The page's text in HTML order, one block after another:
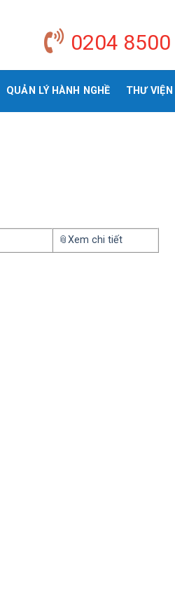
0204
QUẢN LÝ HÀNH NGHỀ THƯ VIỆN
📎Xem chi tiết